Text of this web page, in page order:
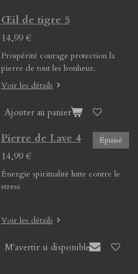
Œil de tigre 5
14,99 €
Prospérité courage protection la
pierre de tout les bonheur.
Voir les détails
Ajouter au panier
Épuisé
Pierre de Lave 4
14,99 €
Énergie spiritualité lutte contre le
stress
Voir les détails
M'avertir si disponible